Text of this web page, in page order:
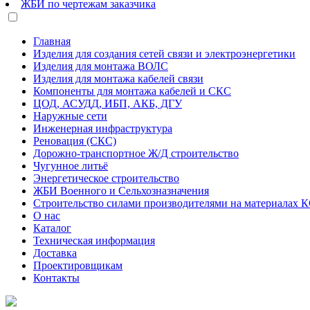
ЖБИ по чертежам заказчика
Главная
Изделия для создания сетей связи и электроэнергетики
Изделия для монтажа ВОЛС
Изделия для монтажа кабелей связи
Компоненты для монтажа кабелей и СКС
ЦОД, АСУДД, ИБП, АКБ, ДГУ
Наружные сети
Инженерная инфраструктура
Реновация (СКС)
Дорожно-транспортное Ж/Д строительство
Чугунное литьё
Энергетическое строительство
ЖБИ Военного и Сельхозназначения
Строительство силами производителями на материалах
О нас
Каталог
Техническая информация
Доставка
Проектировщикам
Контакты